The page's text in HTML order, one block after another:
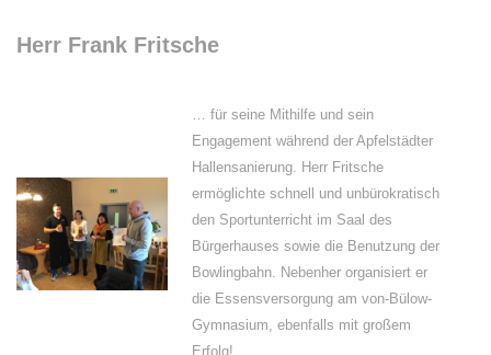
Herr Frank Fritsche
… für seine Mithilfe und sein
Engagement während der Apfelstädter
Hallensanierung. Herr Fritsche
ermöglichte schnell und unbürokratisch
den Sportunterricht im Saal des
Bürgerhauses sowie die Benutzung der
Bowlingbahn. Nebenher organisiert er
die Essensversorgung am von-Bülow-
Gymnasium, ebenfalls mit großem
Erfolg!